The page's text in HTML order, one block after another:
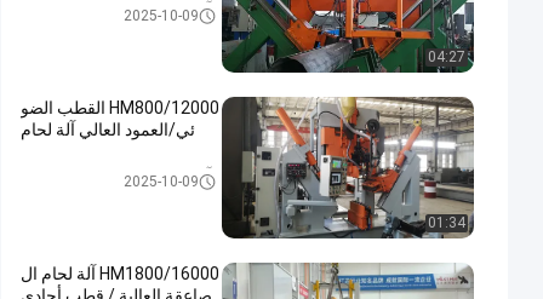
04:27
آلة لحام التماس العالي والاحادي
2025-10-09
01:34
HM800/12000 القطب الضو
ئي/العمود العالي آلة لحام
آلة لحام التماس العالي والاحادي
2025-10-09
HM1800/16000 آلة لحام ال